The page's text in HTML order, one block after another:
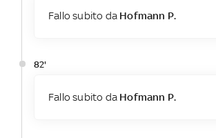
Fallo subito da Hofmann P.
82'
Fallo subito da Hofmann P.